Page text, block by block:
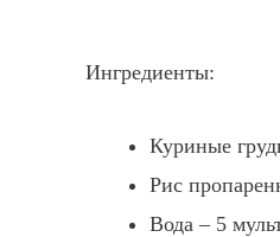
Ингредиенты:
Куриные
Рис
Вода – 5